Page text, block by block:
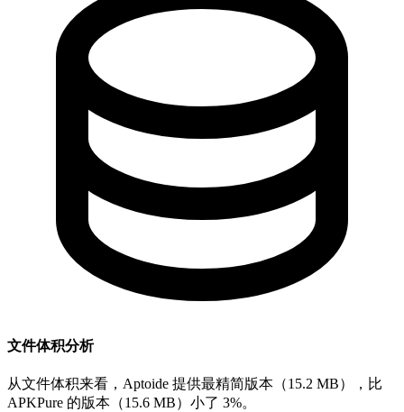
文件体积分析
从文件体积来看，Aptoide 提供最精简版本（15.2 MB），比
APKPure 的版本（15.6 MB）小了 3%。